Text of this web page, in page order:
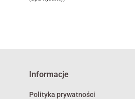
Informacje
Polityka prywatności